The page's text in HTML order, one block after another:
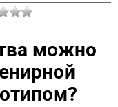
можно